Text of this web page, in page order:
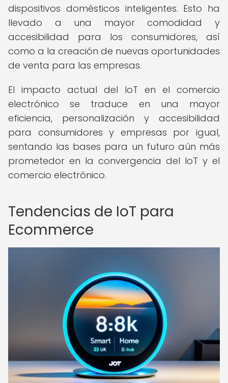
dispositivos domésticos inteligentes. Esto ha
llevado a una mayor comodidad y
accesibilidad para los consumidores, así
como a la creación de nuevas oportunidades
de venta para las empresas.
El impacto actual del IoT en el comercio
electrónico se traduce en una mayor
eficiencia, personalización y accesibilidad
para consumidores y empresas por igual,
sentando las bases para un futuro aún más
prometedor en la convergencia del IoT y el
comercio electrónico.
Tendencias de IoT para
Ecommerce